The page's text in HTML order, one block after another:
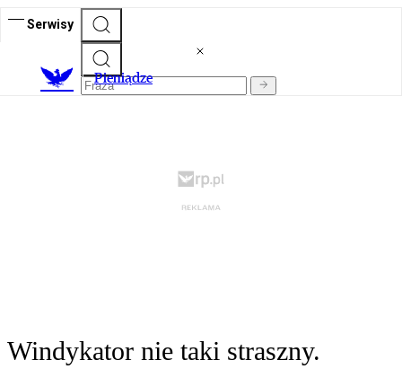
Serwisy
Pieniądze
Windykator nie taki straszny.